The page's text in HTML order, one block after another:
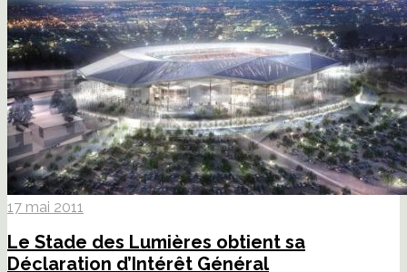
17 mai 2011
Le Stade des Lumières obtient sa
Déclaration d’Intérêt Général